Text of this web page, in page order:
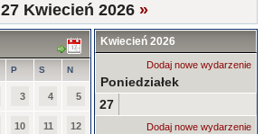
27 Kwiecień 2026 »
P S N
3 4 5
10 11 12
Kwiecień 2026
Dodaj nowe wydarzenie
Poniedziałek
27
Dodaj nowe wydarzenie